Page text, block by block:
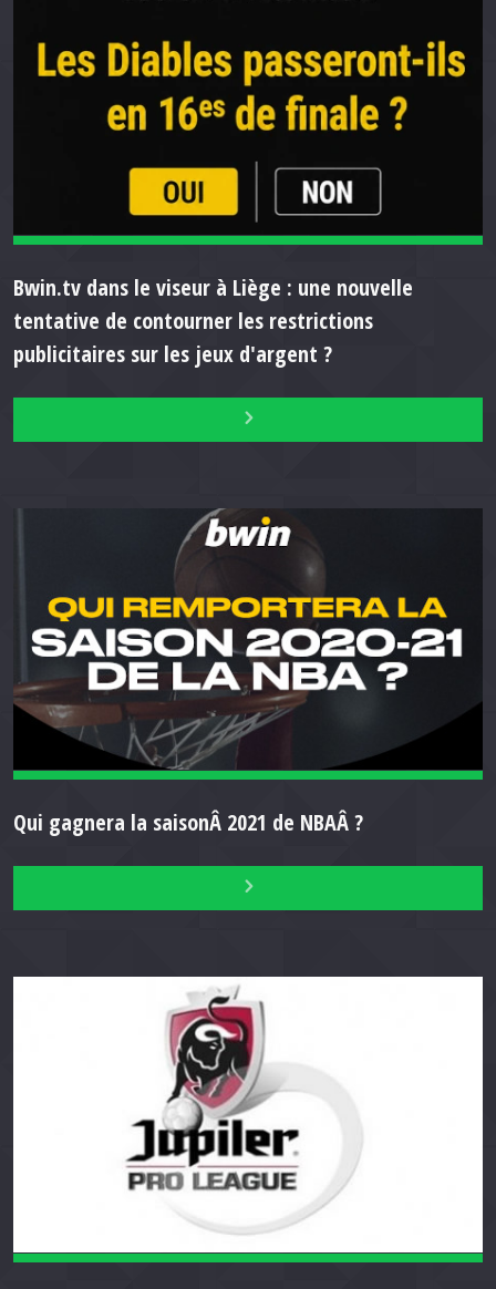
Bwin.tv dans le viseur à Liège : une nouvelle
tentative de contourner les restrictions
publicitaires sur les jeux d'argent ?
Qui gagnera la saisonÂ 2021 de NBAÂ ?